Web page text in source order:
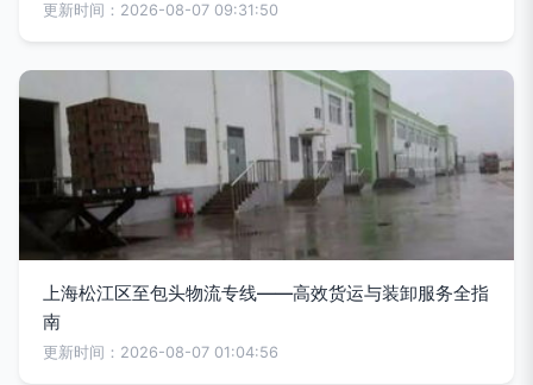
更新时间：2026-08-07 09:31:50
上海松江区至包头物流专线——高效货运与装卸服务全指
南
更新时间：2026-08-07 01:04:56